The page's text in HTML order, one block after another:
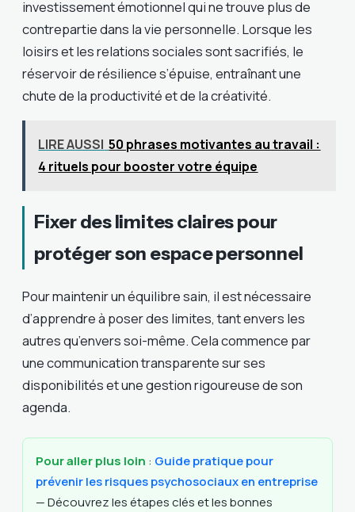
investissement émotionnel qui ne trouve plus de
contrepartie dans la vie personnelle. Lorsque les
loisirs et les relations sociales sont sacrifiés, le
réservoir de résilience s’épuise, entraînant une
chute de la productivité et de la créativité.
LIRE AUSSI 50 phrases motivantes au travail :
4 rituels pour booster votre équipe
Fixer des limites claires pour
protéger son espace personnel
Pour maintenir un équilibre sain, il est nécessaire
d’apprendre à poser des limites, tant envers les
autres qu’envers soi-même. Cela commence par
une communication transparente sur ses
disponibilités et une gestion rigoureuse de son
agenda.
Pour aller plus loin : Guide pratique pour
prévenir les risques psychosociaux en entreprise
— Découvrez les étapes clés et les bonnes